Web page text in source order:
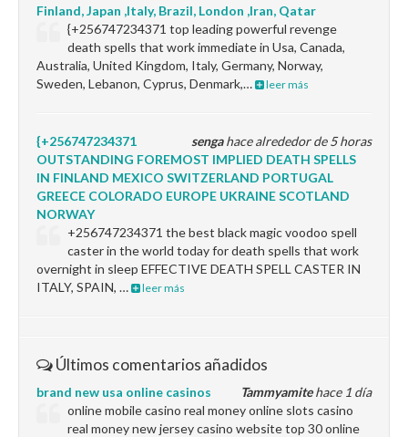
Finland, Japan ,Italy, Brazil, London ,Iran, Qatar
{+256747234371 top leading powerful revenge
death spells that work immediate in Usa, Canada,
Australia, United Kingdom, Italy, Germany, Norway,
Sweden, Lebanon, Cyprus, Denmark,…
leer más
sengahace alrededor de 5 horas
{+256747234371
OUTSTANDING FOREMOST IMPLIED DEATH SPELLS
IN FINLAND MEXICO SWITZERLAND PORTUGAL
GREECE COLORADO EUROPE UKRAINE SCOTLAND
NORWAY
+256747234371 the best black magic voodoo spell
caster in the world today for death spells that work
overnight in sleep EFFECTIVE DEATH SPELL CASTER IN
ITALY, SPAIN, …
leer más
Últimos comentarios añadidos
Tammyamitehace 1 día
brand new usa online casinos
online mobile casino real money online slots casino
real money new jersey casino website top 30 online